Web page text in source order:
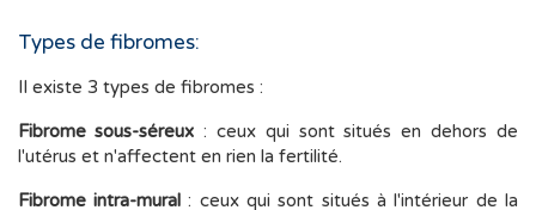
Types de fibromes:
Il existe 3 types de fibromes :
Fibrome sous-séreux : ceux qui sont situés en dehors de
l'utérus et n'affectent en rien la fertilité.
Fibrome intra-mural : ceux qui sont situés à l'intérieur de la